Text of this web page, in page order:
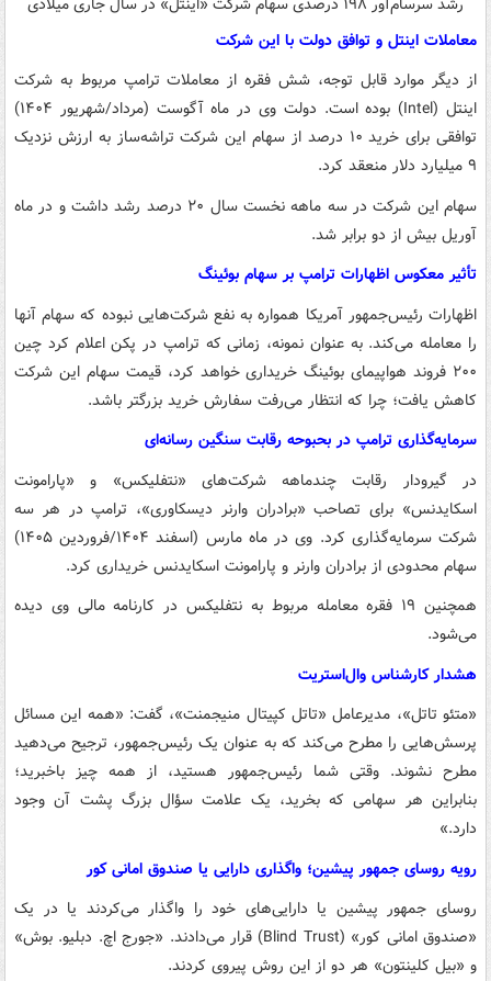
معاملات اینتل و توافق دولت با این شرکت
از دیگر موارد قابل توجه، شش فقره از معاملات ترامپ مربوط به شرکت
اینتل (Intel) بوده است. دولت وی در ماه آگوست (مرداد/شهریور ۱۴۰۴)
توافقی برای خرید ۱۰ درصد از سهام این شرکت تراشه‌ساز به ارزش نزدیک
۹ میلیارد دلار منعقد کرد.
سهام این شرکت در سه ماهه نخست سال ۲۰ درصد رشد داشت و در ماه
آوریل بیش از دو برابر شد.
تأثیر معکوس اظهارات ترامپ بر سهام بوئینگ
اظهارات رئیس‌جمهور آمریکا همواره به نفع شرکت‌هایی نبوده که سهام آنها
را معامله می‌کند. به عنوان نمونه، زمانی که ترامپ در پکن اعلام کرد چین
۲۰۰ فروند هواپیمای بوئینگ خریداری خواهد کرد، قیمت سهام این شرکت
کاهش یافت؛ چرا که انتظار می‌رفت سفارش خرید بزرگتر باشد.
سرمایه‌گذاری ترامپ در بحبوحه رقابت سنگین رسانه‌ای
در گیرودار رقابت چندماهه شرکت‌های «نتفلیکس» و «پارامونت
اسکایدنس» برای تصاحب «برادران وارنر دیسکاوری»، ترامپ در هر سه
شرکت سرمایه‌گذاری کرد. وی در ماه مارس (اسفند ۱۴۰۴/فروردین ۱۴۰۵)
سهام محدودی از برادران وارنر و پارامونت اسکایدنس خریداری کرد.
همچنین ۱۹ فقره معامله مربوط به نتفلیکس در کارنامه مالی وی دیده
می‌شود.
هشدار کارشناس وال‌استریت
«متئو تاتل»، مدیرعامل «تاتل کپیتال منیجمنت»، گفت: «همه این مسائل
پرسش‌هایی را مطرح می‌کند که به عنوان یک رئیس‌جمهور، ترجیح می‌دهید
مطرح نشوند. وقتی شما رئیس‌جمهور هستید، از همه چیز باخبرید؛
بنابراین هر سهامی که بخرید، یک علامت سؤال بزرگ پشت آن وجود
دارد.»
رویه روسای جمهور پیشین؛ واگذاری دارایی یا صندوق امانی کور
روسای جمهور پیشین یا دارایی‌های خود را واگذار می‌کردند یا در یک
«صندوق امانی کور» (Blind Trust) قرار می‌دادند. «جورج اچ. دبلیو. بوش»
و «بیل کلینتون» هر دو از این روش پیروی کردند.